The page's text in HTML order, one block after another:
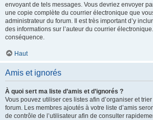
envoyant de tels messages. Vous devriez envoyer
une copie complète du courrier électronique que
administrateur du forum. Il est très important d’y
des informations sur l’auteur du courrier
conséquence.
Haut
Amis et ignorés
À quoi sert ma liste d’amis et d’ignorés ?
Vous pouvez utiliser ces listes afin d’organiser et
forum. Les membres ajoutés à votre liste d’amis
de contrôle de l’utilisateur afin de consulter